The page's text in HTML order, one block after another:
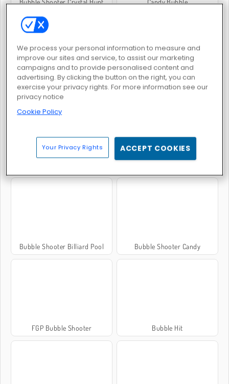
Bubble Rush Bubble Shooter Pro 3
Bubble Shooter Billiard Pool Bubble Shooter Candy
FGP Bubble Shooter Bubble Hit
We process your personal information to measure and
improve our sites and service, to assist our marketing
campaigns and to provide personalised content and
advertising. By clicking the button on the right, you can
exercise your privacy rights. For more information see our
privacy notice
Cookie Policy
Your Privacy Rights ACCEPT COOKIES